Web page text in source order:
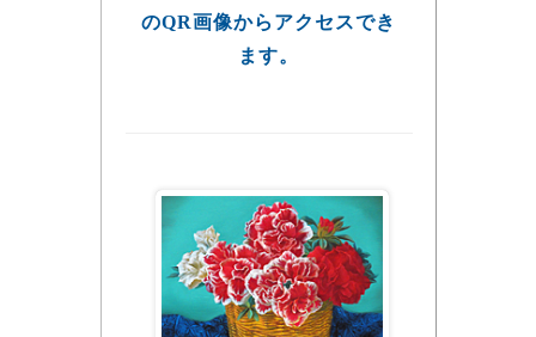
のQR画像からアクセスでき
ます。